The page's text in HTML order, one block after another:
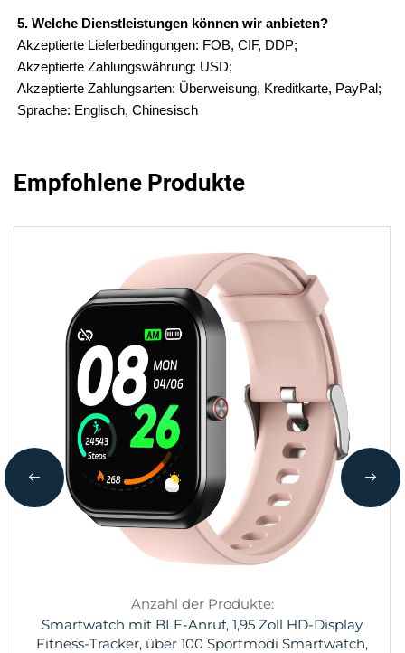
5. Welche Dienstleistungen können wir anbieten?
Akzeptierte Lieferbedingungen: FOB, CIF, DDP;
Akzeptierte Zahlungswährung: USD;
Akzeptierte Zahlungsarten: Überweisung, Kreditkarte, PayPal;
Sprache: Englisch, Chinesisch
Empfohlene Produkte
Anzahl der Produkte:
Smartwatch mit BLE-Anruf, 1,95 Zoll HD-Display
Fitness-Tracker, über 100 Sportmodi Smartwatch,